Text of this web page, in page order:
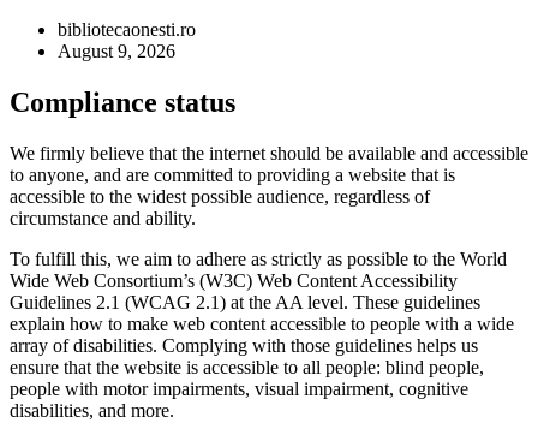
bibliotecaonesti.ro
August 9, 2026
Compliance status
We firmly believe that the internet should be available and accessible
to anyone, and are committed to providing a website that is
accessible to the widest possible audience, regardless of
circumstance and ability.
To fulfill this, we aim to adhere as strictly as possible to the World
Wide Web Consortium’s (W3C) Web Content Accessibility
Guidelines 2.1 (WCAG 2.1) at the AA level. These guidelines
explain how to make web content accessible to people with a wide
array of disabilities. Complying with those guidelines helps us
ensure that the website is accessible to all people: blind people,
people with motor impairments, visual impairment, cognitive
disabilities, and more.